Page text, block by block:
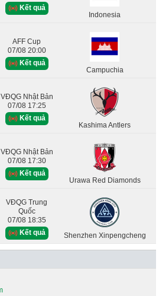
Kết quả
Indonesia
AFF Cup
07/08 20:00
Kết quả
Campuchia
VĐQG Nhật Bản
07/08 17:25
Kết quả
Kashima Antlers
VĐQG Nhật Bản
07/08 17:30
Kết quả
Urawa Red Diamonds
VĐQG Trung
Quốc
07/08 18:35
Kết quả
Shenzhen Xinpengcheng